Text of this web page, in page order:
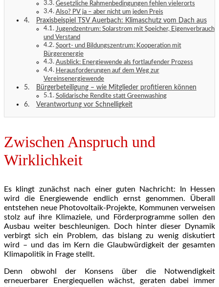
Gesetzliche Rahmenbedingungen fehlen vielerorts
Also? PV ja – aber nicht um jeden Preis
Praxisbeispiel TSV Auerbach: Klimaschutz vom Dach aus
Jugendzentrum: Solarstrom mit Speicher, Eigenverbrauch
und Verstand
Sport- und Bildungszentrum: Kooperation mit
Bürgerenergie
Ausblick: Energiewende als fortlaufender Prozess
Herausforderungen auf dem Weg zur
Vereinsenergiewende
Bürgerbeteiligung – wie Mitglieder profitieren können
Solidarische Rendite statt Greenwashing
Verantwortung vor Schnelligkeit
Zwischen Anspruch und
Wirklichkeit
Es klingt zunächst nach einer guten Nachricht: In Hessen
wird die Energiewende endlich ernst genommen. Überall
entstehen neue Photovoltaik-Projekte, Kommunen verweisen
stolz auf ihre Klimaziele, und Förderprogramme sollen den
Ausbau weiter beschleunigen. Doch hinter dieser Dynamik
verbirgt sich ein Problem, das bislang zu wenig diskutiert
wird – und das im Kern die Glaubwürdigkeit der gesamten
Klimapolitik in Frage stellt.
Denn obwohl der Konsens über die Notwendigkeit
erneuerbarer Energiequellen wächst, geraten dabei immer